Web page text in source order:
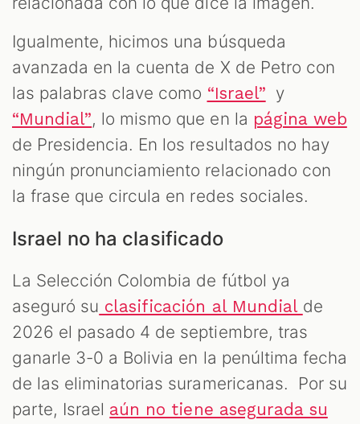
Igualmente, hicimos una búsqueda
avanzada en la cuenta de X de Petro con
las palabras clave como “Israel” y
“Mundial”, lo mismo que en la página web
de Presidencia. En los resultados no hay
ningún pronunciamiento relacionado con
la frase que circula en redes sociales.
Israel no ha clasificado
La Selección Colombia de fútbol ya
aseguró su clasificación al Mundial de
2026 el pasado 4 de septiembre, tras
ganarle 3-0 a Bolivia en la penúltima fecha
de las eliminatorias suramericanas. Por su
parte, Israel aún no tiene asegurada su